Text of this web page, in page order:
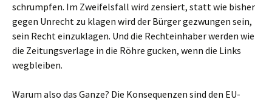
schrumpfen. Im Zweifelsfall wird zensiert, statt wie bisher
gegen Unrecht zu klagen wird der Bürger gezwungen sein,
sein Recht einzuklagen. Und die Rechteinhaber werden wie
die Zeitungsverlage in die Röhre gucken, wenn die Links
wegbleiben.
Warum also das Ganze? Die Konsequenzen sind den EU-